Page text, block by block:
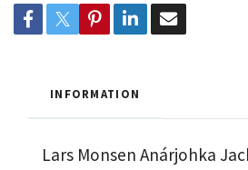
INFORMATION
Lars Monsen Anárjohka